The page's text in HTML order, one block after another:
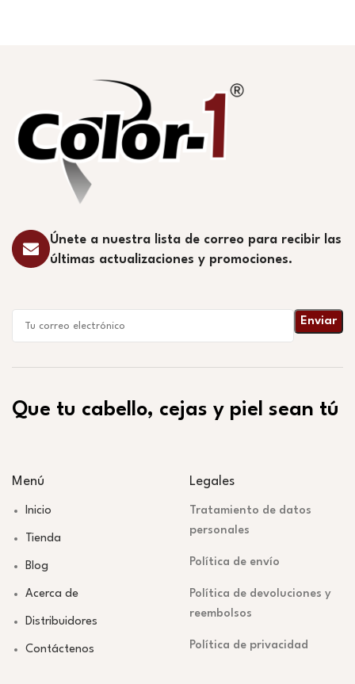
Únete a nuestra lista de correo para recibir las
últimas actualizaciones y promociones.
Que tu cabello, cejas y piel sean tú
Menú
Inicio
Tienda
Blog
Acerca de
Distribuidores
Contáctenos
Legales
Tratamiento de datos
personales
Política de envío
Política de devoluciones y
reembolsos
Política de privacidad